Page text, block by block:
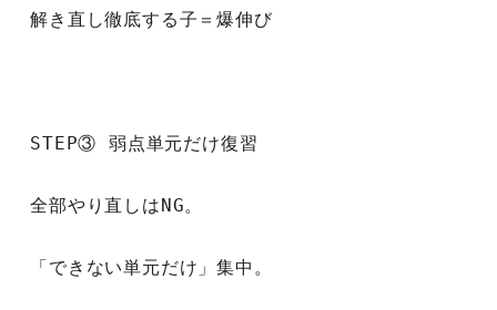
解き直し徹底する子＝爆伸び
STEP③ 弱点単元だけ復習
全部やり直しはNG。
「できない単元だけ」集中。